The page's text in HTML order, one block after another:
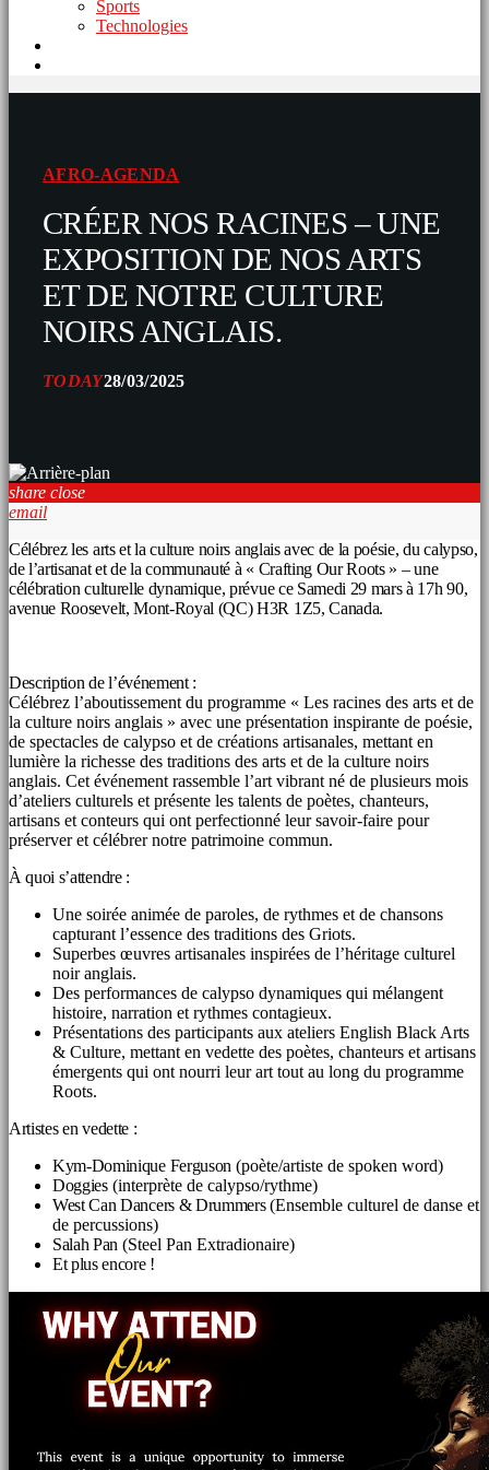
Sports
Technologies
AFRO-AGENDA
CRÉER NOS RACINES – UNE
EXPOSITION DE NOS ARTS
ET DE NOTRE CULTURE
NOIRS ANGLAIS.
TODAY28/03/2025
share close
email
Célébrez les arts et la culture noirs anglais avec de la poésie, du calypso,
de l’artisanat et de la communauté à « Crafting Our Roots » – une
célébration culturelle dynamique, prévue ce Samedi 29 mars à 17h 90,
avenue Roosevelt, Mont-Royal (QC) H3R 1Z5, Canada.
Description de l’événement :
Célébrez l’aboutissement du programme « Les racines des arts et de
la culture noirs anglais » avec une présentation inspirante de poésie,
de spectacles de calypso et de créations artisanales, mettant en
lumière la richesse des traditions des arts et de la culture noirs
anglais. Cet événement rassemble l’art vibrant né de plusieurs mois
d’ateliers culturels et présente les talents de poètes, chanteurs,
artisans et conteurs qui ont perfectionné leur savoir-faire pour
préserver et célébrer notre patrimoine commun.
À quoi s’attendre :
Une soirée animée de paroles, de rythmes et de chansons
capturant l’essence des traditions des Griots.
Superbes œuvres artisanales inspirées de l’héritage culturel
noir anglais.
Des performances de calypso dynamiques qui mélangent
histoire, narration et rythmes contagieux.
Présentations des participants aux ateliers English Black Arts
& Culture, mettant en vedette des poètes, chanteurs et artisans
émergents qui ont nourri leur art tout au long du programme
Roots.
Artistes en vedette :
Kym-Dominique Ferguson (poète/artiste de spoken word)
Doggies(interprète de calypso/rythme)
West Can Dancers & Drummers(Ensemble culturel de danse et
de percussions)
Salah Pan (Steel Pan Extradionaire)
Et plus encore !